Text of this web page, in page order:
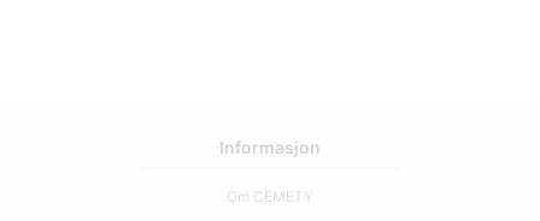
Informasjon
Om CEMETY